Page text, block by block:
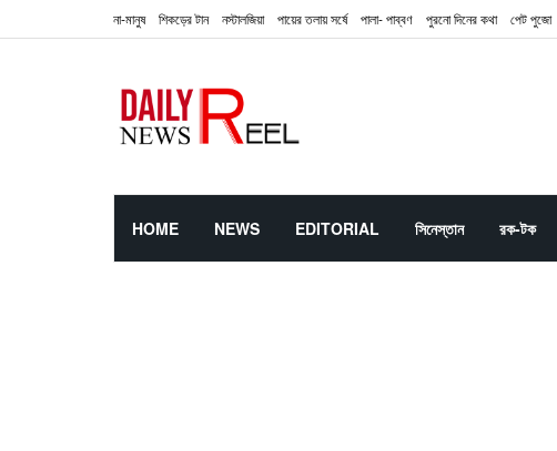
না-মানুষ শিকড়ের টান নস্টালজিয়া পায়ের তলায় সর্ষে পালা- পাব্বণ পুরনো দিনের কথা পেট পুজো
HOME NEWS EDITORIAL সিনেস্তান রক-টক